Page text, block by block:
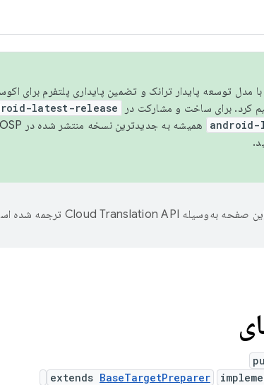
شدن با مدل توسعه پایدار ترانک و تضمین پایداری پلتفرم
latest-release
همیشه به جدیدترین نسخه منتشر شده در AOSP ارجاع می‌دهد. برای اطلاعات بیشتر، به
این صفحه به‌وسیله ترجمه شده
extends BaseTargetPreparer